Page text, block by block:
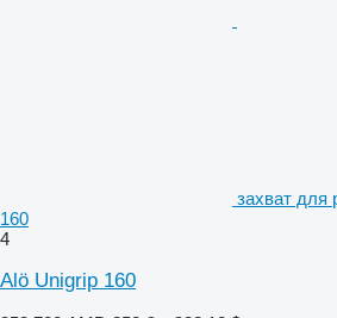
захват для
160
4
Alö Unigrip 160